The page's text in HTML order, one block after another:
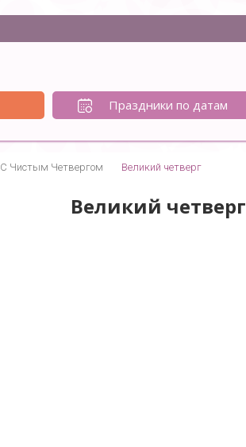
Праздники по датам
С Чистым Четвергом Великий четверг
Великий четверг